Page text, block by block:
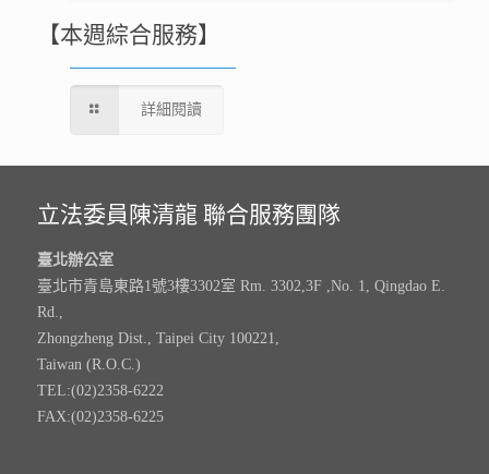
【本週綜合服務】
詳細閱讀
立法委員陳清龍 聯合服務團隊
臺北辦公室
臺北市青島東路1號3樓3302室 Rm. 3302,3F ,No. 1, Qingdao E.
Rd.,
Zhongzheng Dist., Taipei City 100221,
Taiwan (R.O.C.)
TEL:(02)2358-6222
FAX:(02)2358-6225